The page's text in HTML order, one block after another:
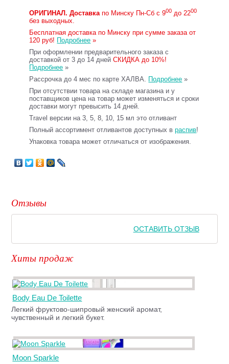
ОРИГИНАЛ. Доставкапо Минску Пн-Сб с 900 до 2200
без выходных.
Бесплатная доставка по Минску при сумме заказа от
120 руб! Подробнее »
При оформлении предварительного заказа с
доставкой от 3 до 14 днейСКИДКА до 10%!
Подробнее »
Рассрочка до 4 мес по карте ХАЛВА. Подробнее »
При отсутствии товара на складе магазина и у
поставщиков цена на товар может изменяться и сроки
доставки могут превысить 14 дней.
Travel версии на 3, 5, 8, 10, 15 мл это отливант
Полный ассортимент отливантов доступных враспив!
Упаковка товара может отличаться от изображения.
Отзывы
ОСТАВИТЬ ОТЗЫВ
Хиты продаж
Body Eau De Toilette
Легкий фруктово-шипровый женский аромат,
чувственный и легкий букет.
Moon Sparkle